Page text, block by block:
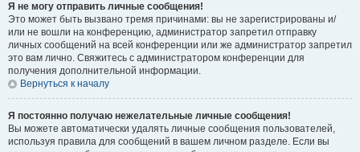
Я не могу отправить личные сообщения!
Это может быть вызвано тремя причинами: вы не зарегистрированы и/
или не вошли на конференцию, администратор запретил отправку
личных сообщений на всей конференции или же администратор запретил
это вам лично. Свяжитесь с администратором конференции для
получения дополнительной информации.
Вернуться к началу
Я постоянно получаю нежелательные личные сообщения!
Вы можете автоматически удалять личные сообщения пользователей,
используя правила для сообщений в вашем личном разделе. Если вы